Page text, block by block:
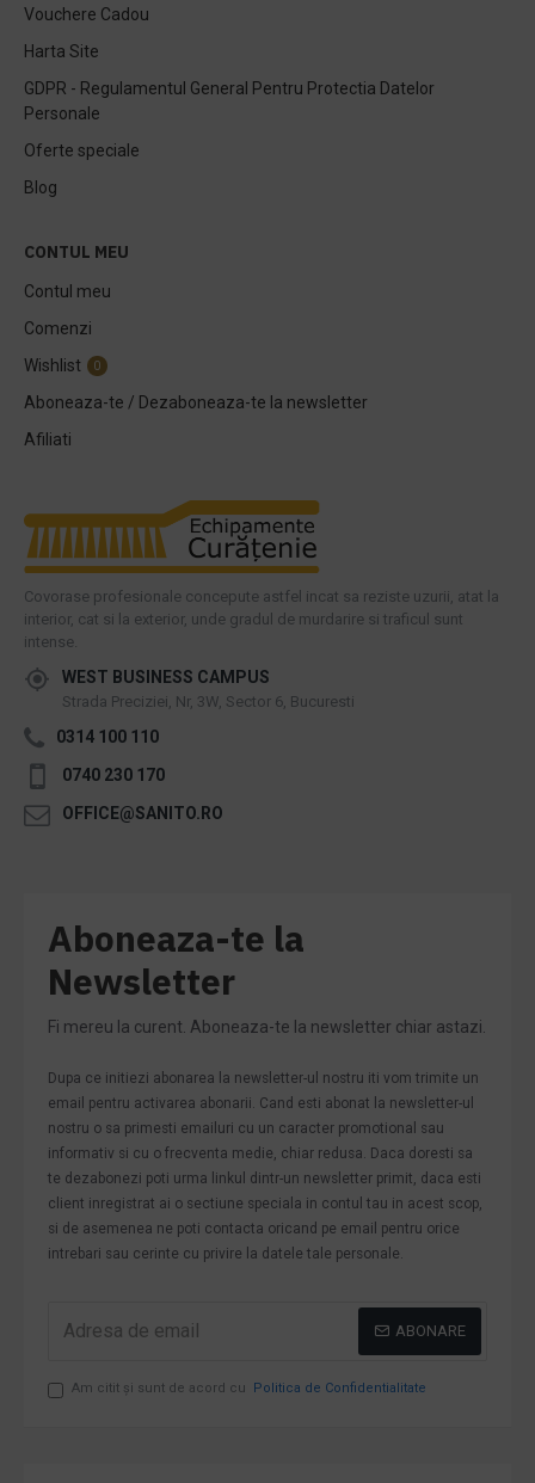
Vouchere Cadou
Harta Site
GDPR - Regulamentul General Pentru Protectia Datelor
Personale
Oferte speciale
Blog
CONTUL MEU
Contul meu
Comenzi
Wishlist
0
Aboneaza-te / Dezaboneaza-te la newsletter
Afiliati
Covorase profesionale concepute astfel incat sa reziste uzurii, atat la
interior, cat si la exterior, unde gradul de murdarire si traficul sunt
intense.
WEST BUSINESS CAMPUS
Strada Preciziei, Nr, 3W, Sector 6, Bucuresti
0314 100 110
0740 230 170
OFFICE@SANITO.RO
Aboneaza-te la
Newsletter
Fi mereu la curent. Aboneaza-te la newsletter chiar astazi.
Dupa ce initiezi abonarea la newsletter-ul nostru iti vom trimite un
email pentru activarea abonarii. Cand esti abonat la newsletter-ul
nostru o sa primesti emailuri cu un caracter promotional sau
informativ si cu o frecventa medie, chiar redusa. Daca doresti sa
te dezabonezi poti urma linkul dintr-un newsletter primit, daca esti
client inregistrat ai o sectiune speciala in contul tau in acest scop,
si de asemenea ne poti contacta oricand pe email pentru orice
intrebari sau cerinte cu privire la datele tale personale.
ABONARE
Am citit şi sunt de acord cu Politica de Confidentialitate